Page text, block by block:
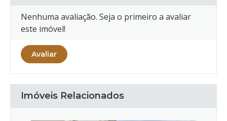
Nenhuma avaliação. Seja o primeiro a avaliar
este imóvel!
Avaliar
Imóveis Relacionados